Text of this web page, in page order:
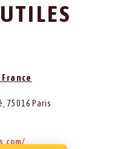
75016 Paris